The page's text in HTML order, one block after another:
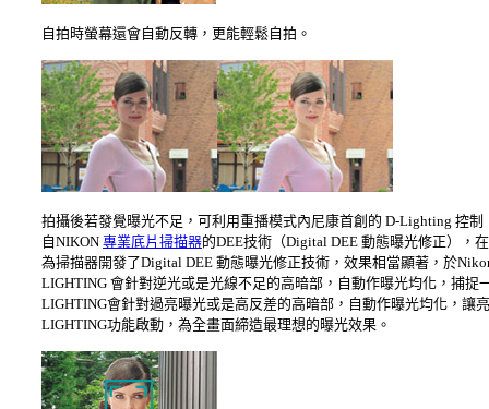
自拍時螢幕還會自動反轉，更能輕鬆自拍。
拍攝後若發覺曝光不足，可利用重播模式內尼康首創的 D-Lighting 控
自NIKON 專業底片掃描器的DEE技術（Digital DEE 動態曝光修正），
為掃描器開發了Digital DEE 動態曝光修正技術，效果相當顯著，於
LIGHTING 會針對逆光或是光線不足的高暗部，自動作曝光均化，捕
LIGHTING會針對過亮曝光或是高反差的高暗部，自動作曝光均化，
LIGHTING功能啟動，為全畫面締造最理想的曝光效果。